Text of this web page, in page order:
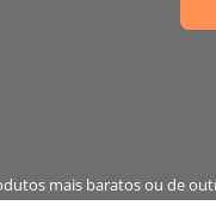
mais baratos ou de